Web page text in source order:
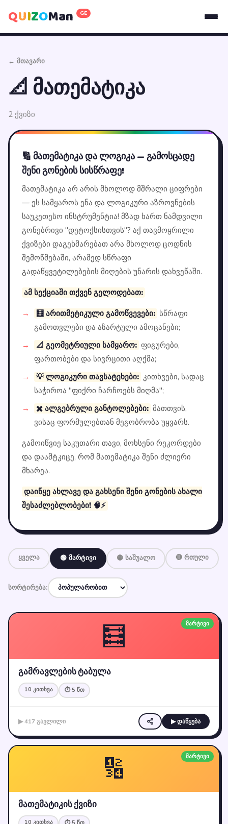
QUIZOMan GE
← მთავარი
📐 მათემატიკა
2 ქვიზი
🔢 მათემატიკა და ლოგიკა — გამოსცადე
შენი გონების სისწრაფე!
მათემატიკა არ არის მხოლოდ მშრალი ციფრები
— ეს სამყაროს ენა და ლოგიკური აზროვნების
საუკეთესო ინსტრუმენტია! მზად ხართ ნამდვილი
გონებრივი "დეტოქსისთვის"? აქ თავმოყრილი
ქვიზები დაგეხმარებათ არა მხოლოდ ცოდნის
შემოწმებაში, არამედ სწრაფი
გადაწყვეტილებების მიღების უნარის დახვეწაში.
ამ სექციაში თქვენ გელოდებათ:
🧮 არითმეტიკული გამოწვევები: სწრაფი
გამოთვლები და აზარტული ამოცანები;
📐 გეომეტრიული სამყარო: ფიგურები,
ფართობები და სივრცითი აღქმა;
💡 ლოგიკური თავსატეხები: კითხვები, სადაც
საჭიროა "ფიქრი ჩარჩოებს მიღმა";
✖️ ალგებრული განტოლებები: მათთვის,
ვისაც ფორმულებთან მეგობრობა უყვარს.
გამოიწვიე საკუთარი თავი, მოხსენი რეკორდები
და დაამტკიცე, რომ მათემატიკა შენი ძლიერი
მხარეა.
დაიწყე ახლავე და გახსენი შენი გონების ახალი
შესაძლებლობები! 🧠⚡
ყველა 🟢 მარტივი 🟡 საშუალო 🔴 რთული
სორტირება:
🧮 მარტივი
გამრავლების ტაბულა
10 კითხვა ⏱ 5 წთ
▶ 417 გავლილი ▶ დაწყება
🔢 მარტივი
მათემატიკის ქვიზი
10 კითხვა ⏱ 5 წთ